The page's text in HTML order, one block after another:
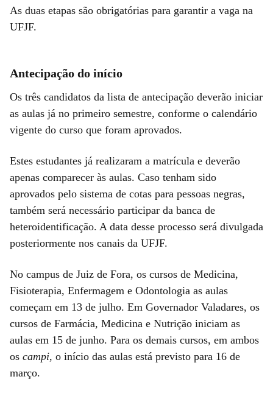
As duas etapas são obrigatórias para garantir a vaga na
UFJF.
Antecipação do início
Os três candidatos da lista de antecipação deverão iniciar
as aulas já no primeiro semestre, conforme o calendário
vigente do curso que foram aprovados.
Estes estudantes já realizaram a matrícula e deverão
apenas comparecer às aulas. Caso tenham sido
aprovados pelo sistema de cotas para pessoas negras,
também será necessário participar da banca de
heteroidentificação. A data desse processo será divulgada
posteriormente nos canais da UFJF.
No campus de Juiz de Fora, os cursos de Medicina,
Fisioterapia, Enfermagem e Odontologia as aulas
começam em 13 de julho. Em Governador Valadares, os
cursos de Farmácia, Medicina e Nutrição iniciam as
aulas em 15 de junho. Para os demais cursos, em ambos
os campi, o início das aulas está previsto para 16 de
março.